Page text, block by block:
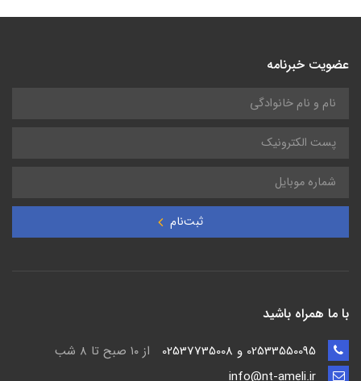
عضویت خبرنامه
ثبت‌نام
با ما همراه باشید
از ۱۰ صبح تا ۸ شب